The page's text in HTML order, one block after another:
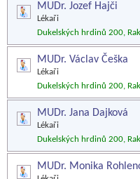
MUDr. Jozef Hajči
Lékaři
Dukelských hrdinů 200,
MUDr. Václav Češka
Lékaři
Dukelských hrdinů 200,
MUDr. Jana Dajková
Lékaři
Dukelských hrdinů 200,
MUDr. Monika